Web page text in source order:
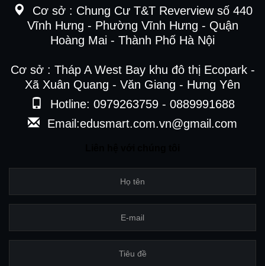
Cơ sở : Chung Cư T&T Reverview số 440
Vĩnh Hưng - Phường Vĩnh Hưng - Quận
Hoàng Mai - Thành Phố Hà Nội
Cơ sở : Tháp A West Bay khu đô thị Ecopark -
Xã Xuân Quang - Văn Giang - Hưng Yên
Hotline: 0979263759 - 0889991688
Email:edusmart.com.vn@gmail.com